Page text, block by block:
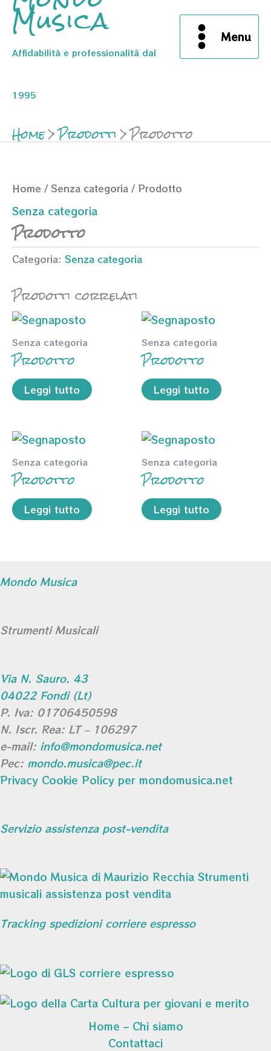
Musica
Affidabilità e professionalità dal
1995
Menu
Home Prodotti Prodotto
Home / Senza categoria / Prodotto
Senza categoria
Prodotto
Categoria: Senza categoria
Prodotti correlati
Senza categoria
Prodotto
Leggi tutto
Senza categoria
Prodotto
Leggi tutto
Senza categoria
Prodotto
Leggi tutto
Senza categoria
Prodotto
Leggi tutto
Mondo Musica
Strumenti Musicali
Via N. Sauro, 43
04022 Fondi (Lt)
P. Iva: 01706450598
N. Iscr. Rea: LT – 106297
e-mail: info@mondomusica.net
Pec: mondo.musica@pec.it
Privacy Cookie Policy per mondomusica.net
Servizio assistenza post-vendita
Tracking spedizioni corriere espresso
Home – Chi siamo
Contattaci